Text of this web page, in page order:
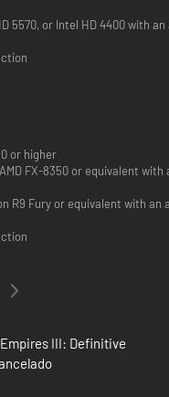
y América o lánzate a los
gráficos 4K Ultra HD y una
de algunas de las 16
historia «Sangre», la
y las misiones de desafío
el juego.
serie selecta de mapas
la IA. No importa cómo
gráficos, la banda
de juego RTS
franquicia Age of
5570, or Intel HD 4400 with
or higher
FX-8350 or equivalent
R9 Fury or equivalent with
III: Definitive